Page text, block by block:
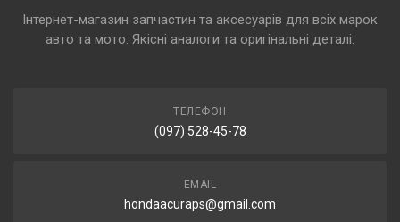
Інтернет-магазин запчастин та аксесуарів для всіх марок
авто та мото. Якісні аналоги та оригінальні деталі.
ТЕЛЕФОН
(097) 528-45-78
EMAIL
hondaacuraps@gmail.com